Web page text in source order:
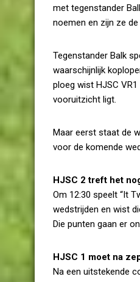
met tegenstander
noemen en zijn ze
Tegenstander Balk
waarschijnlijk
ploeg wist HJSC
vooruitzicht ligt.
Maar eerst staat de
voor de komende
HJSC 2 treft het
Om 12:30 speelt “It
wedstrijden en wist
Die punten gaan er
HJSC 1 moet na
Na een uitstekende